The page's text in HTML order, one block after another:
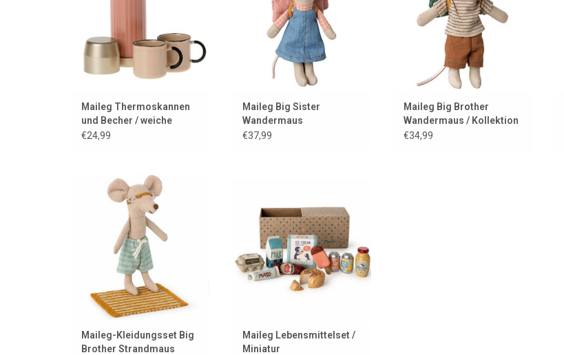
Maileg Thermoskannen
und Becher / weiche
Korallen
€24,99
Außerdem hat sie Magnete in
den Händen.
ZUM WARENKORB HINZUFÜGEN
Maileg Big Sister
Wandermaus
€37,99
Außerdem hat sie Magnete in
den Händen.
ZUM WARENKORB HINZUFÜGEN
Maileg Big Brother
Wandermaus / Kollektion
2025
€34,99
Bekleidungsset für die Maileg
Big Brother Maus
ZUM WARENKORB HINZUFÜGEN
Maileg-Kleidungsset Big
Brother Strandmaus
ZUM WARENKORB HINZUFÜGEN
Maileg Lebensmittelset /
Miniatur